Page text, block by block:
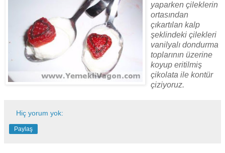
yaparken çileklerin
ortasından
çıkartılan kalp
şeklindeki çilekleri
vanilyalı dondurma
toplarının üzerine
koyup eritilmiş
çikolata ile kontür
çiziyoruz.
Hiç yorum yok:
Paylaş